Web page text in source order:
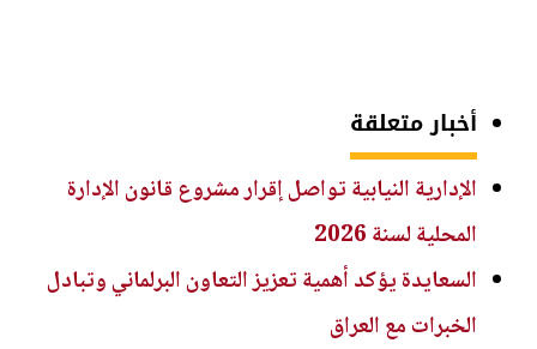
أخبار متعلقة
الإدارية النيابية تواصل إقرار مشروع قانون الإدارة
المحلية لسنة 2026
السعايدة يؤكد أهمية تعزيز التعاون البرلماني وتبادل
الخبرات مع العراق